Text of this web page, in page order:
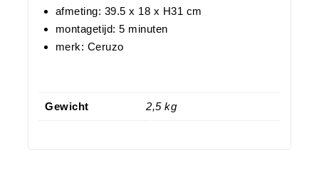
afmeting: 39.5 x 18 x H31 cm
montagetijd: 5 minuten
merk: Ceruzo
Gewicht 2,5 kg